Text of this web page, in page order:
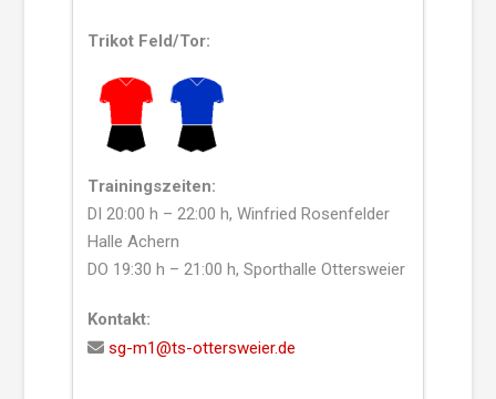
Trikot Feld/Tor:
Trainingszeiten:
DI 20:00 h – 22:00 h, Winfried Rosenfelder
Halle Achern
DO 19:30 h – 21:00 h, Sporthalle Ottersweier
Kontakt:
sg-m1@ts-ottersweier.de